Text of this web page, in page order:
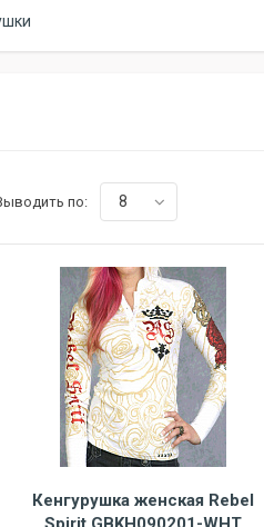
по: 8
Кенгурушка женская Rebel